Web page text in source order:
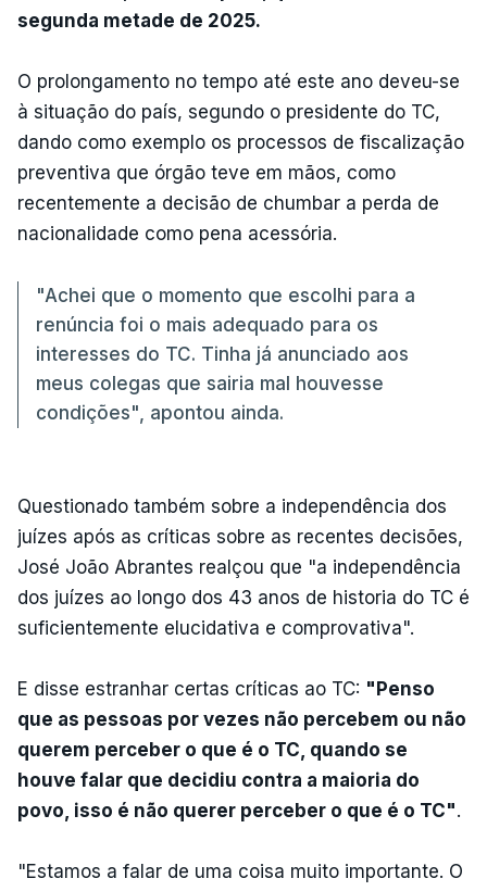
segunda metade de 2025.
O prolongamento no tempo até este ano deveu-se
à situação do país, segundo o presidente do TC,
dando como exemplo os processos de fiscalização
preventiva que órgão teve em mãos, como
recentemente a decisão de chumbar a perda de
nacionalidade como pena acessória.
"Achei que o momento que escolhi para a
renúncia foi o mais adequado para os
interesses do TC. Tinha já anunciado aos
meus colegas que sairia mal houvesse
condições", apontou ainda.
Questionado também sobre a independência dos
juízes após as críticas sobre as recentes decisões,
José João Abrantes realçou que "a independência
dos juízes ao longo dos 43 anos de historia do TC é
suficientemente elucidativa e comprovativa".
E disse estranhar certas críticas ao TC: "Penso
que as pessoas por vezes não percebem ou não
querem perceber o que é o TC, quando se
houve falar que decidiu contra a maioria do
povo, isso é não querer perceber o que é o TC".
"Estamos a falar de uma coisa muito importante. O